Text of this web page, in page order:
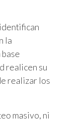
la
realicen su
realizar los
masivo, ni